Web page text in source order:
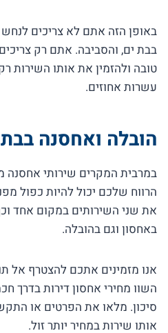
באופן הזה אתם לא צריכים
בבת ים, והסביבה. אתם רק
טובה ולהזמין את אותו השירות
עשרות אחוזים.
הובלה ואחסנה
במרבית המקרים שירותי אחסנה
הרווח שלכם יכול להיות כפול
את שני השירותים במקום אחד
באחסון וגם בהובלה.
אנו מזמינים אתכם להצטרף אל
השוו מחירי אחסון דירות בדרך
סיכון. מלאו את הפרטים או
אותו שירות במחיר יותר זול.